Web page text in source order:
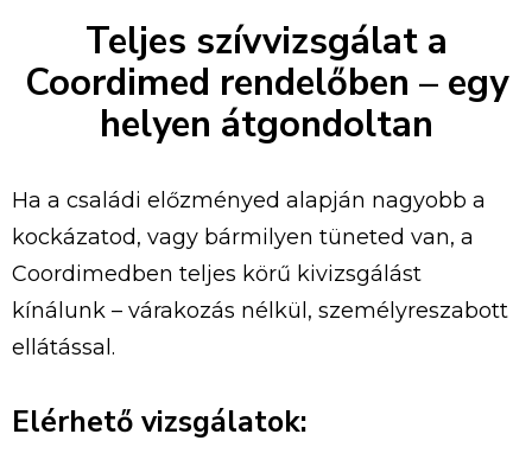
Teljes szívvizsgálat a
Coordimed rendelőben – egy
helyen átgondoltan
Ha a családi előzményed alapján nagyobb a
kockázatod, vagy bármilyen tüneted van, a
Coordimedben teljes körű kivizsgálást
kínálunk – várakozás nélkül, személyreszabott
ellátással.
Elérhető vizsgálatok: